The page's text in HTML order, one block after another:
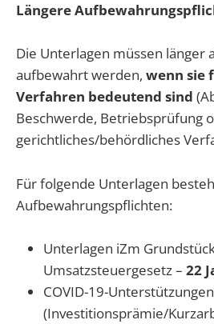
Längere
Die Unterlagen müssen länger
aufbewahrt werden, wenn sie
Verfahren bedeutend sind
Beschwerde, Betriebsprüfung
gerichtliches/behördliches
Für folgende Unterlagen
Aufbewahrungspflichten:
Unterlagen iZm
Umsatzsteuergesetz – 22
COVID-19-Unterstützungen
(Investitionsprämie/